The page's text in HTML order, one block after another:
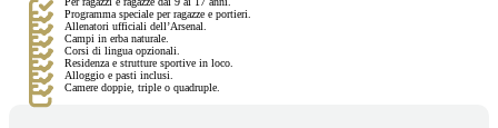
Programma speciale per ragazze e portieri.
Allenatori ufficiali dell’Arsenal.
Campi in erba naturale.
Corsi di lingua opzionali.
Residenza e strutture sportive in loco.
Alloggio e pasti inclusi.
Camere doppie, triple o quadruple.